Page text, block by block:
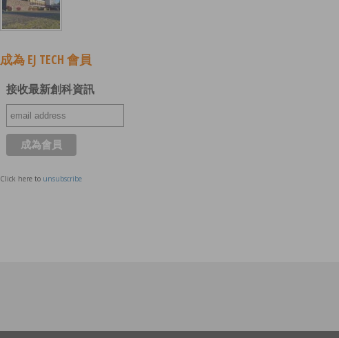
成為 EJ TECH 會員
接收最新創科資訊
Click here to unsubscribe